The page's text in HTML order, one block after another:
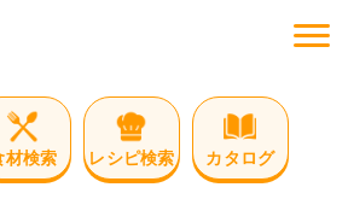
材検索 レシピ検索 カタログ